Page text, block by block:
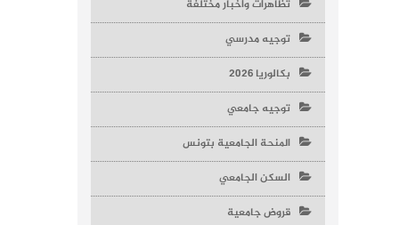
تظاهرات وأخبار مختلفة
توجيه مدرسي
بكالوريا 2026
توجيه جامعي
المنحة الجامعية بتونس
السكن الجامعي
قروض جامعية